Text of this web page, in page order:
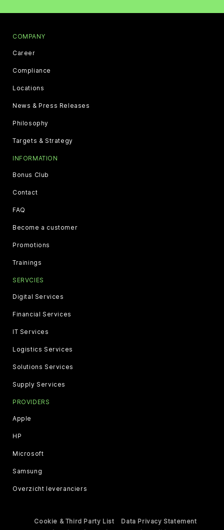
COMPANY
Career
Compliance
Locations
News & Press Releases
Philosophy
Targets & Strategy
INFORMATION
Bonus Club
Contact
FAQ
Become a customer
Promotions
Trainings
SERVCIES
Digital Services
Financial Services
IT Services
Logistics Services
Solutions Services
Supply Services
PROVIDERS
Apple
HP
Microsoft
Samsung
Overzicht leveranciers
Cookie & Third Party List
Data Privacy Statement